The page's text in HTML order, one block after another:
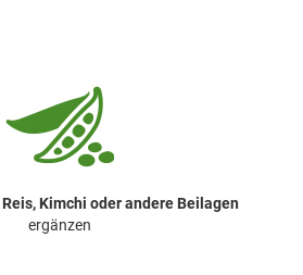
Reis, Kimchi oder andere Beilagen
ergänzen